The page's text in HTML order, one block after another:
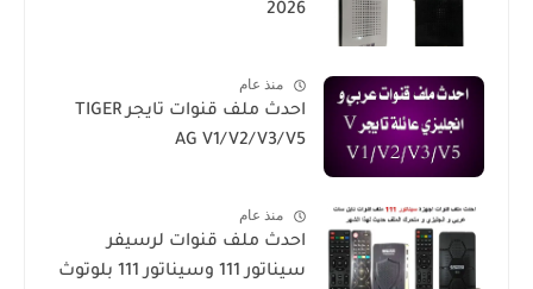
2026
منذ عام
احدث ملف قنوات تايجر TIGER
AG V1/V2/V3/V5
منذ عام
احدث ملف قنوات لرسيفر
سيناتور 111 وسيناتور 111 بلوتوث